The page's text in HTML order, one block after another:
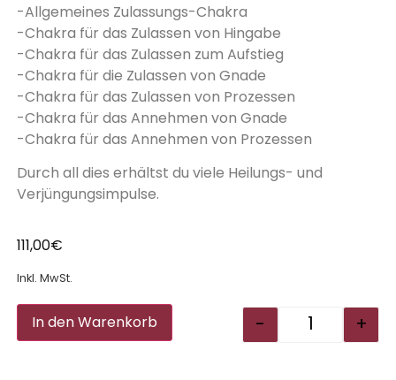
-Allgemeines Zulassungs-Chakra
-Chakra für das Zulassen von Hingabe
-Chakra für das Zulassen zum Aufstieg
-Chakra für die Zulassen von Gnade
-Chakra für das Zulassen von Prozessen
-Chakra für das Annehmen von Gnade
-Chakra für das Annehmen von Prozessen
Durch all dies erhältst du viele Heilungs- und
Verjüngungsimpulse.
111,00€
Inkl. MwSt.
- +
In den Warenkorb Alternative: